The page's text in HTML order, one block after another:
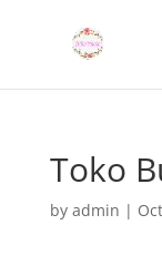
Toko
by admin |